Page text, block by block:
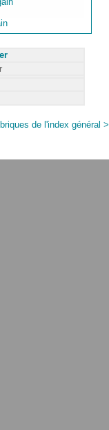
de l'index général >